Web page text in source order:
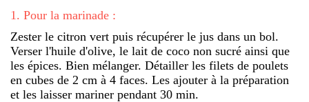
1 . Pour la marinade :
Zester le citron vert puis récupérer le jus dans un bol.
Verser l'huile d'olive, le lait de coco non sucré ainsi que
les épices. Bien mélanger. Détailler les filets de poulets
en cubes de 2 cm à 4 faces. Les ajouter à la préparation
et les laisser mariner pendant 30 min.